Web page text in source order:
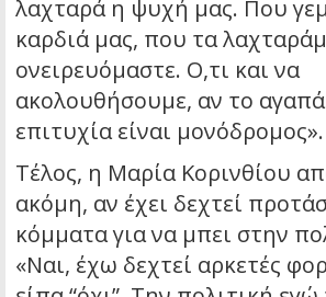
λαχταρά η ψυχή μας. Που
καρδιά μας, που τα
ονειρευόμαστε. Ο,τι και να
ακολουθήσουμε, αν το
επιτυχία είναι μονόδρομος».
Τέλος, η Μαρία Κορινθίου
ακόμη, αν έχει δεχτεί
κόμματα για να μπει στην
«Ναι, έχω δεχτεί αρκετές